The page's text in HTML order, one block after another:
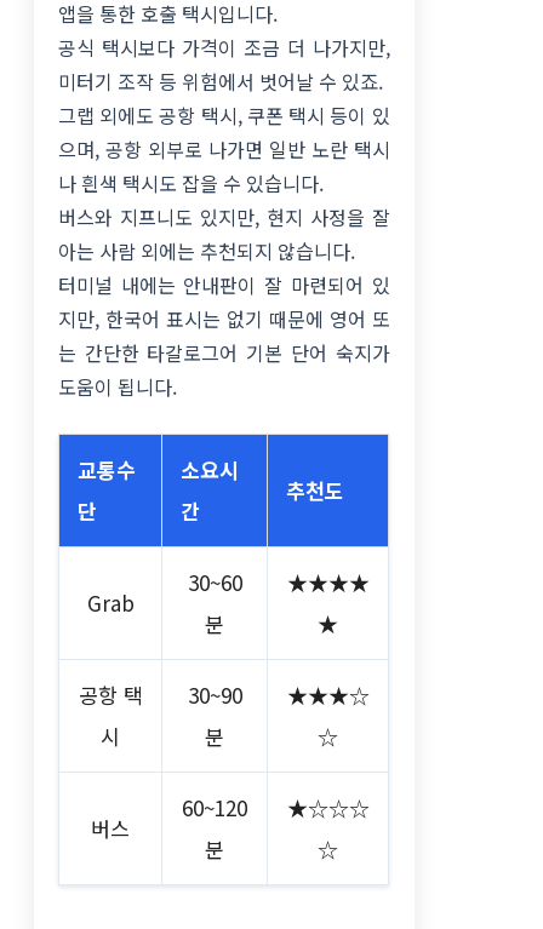
앱을 통한 호출 택시입니다.
공식 택시보다 가격이 조금 더 나가지만,
미터기 조작 등 위험에서 벗어날 수 있죠.
그랩 외에도 공항 택시, 쿠폰 택시 등이 있
으며, 공항 외부로 나가면 일반 노란 택시
나 흰색 택시도 잡을 수 있습니다.
버스와 지프니도 있지만, 현지 사정을 잘
아는 사람 외에는 추천되지 않습니다.
터미널 내에는 안내판이 잘 마련되어 있
지만, 한국어 표시는 없기 때문에 영어 또
는 간단한 타갈로그어 기본 단어 숙지가
도움이 됩니다.
교통수
단
소요시
간
추천도
Grab
30~60
분
★★★★
★
공항 택
시
30~90
분
★★★☆
☆
버스
60~120
분
★☆☆☆
☆